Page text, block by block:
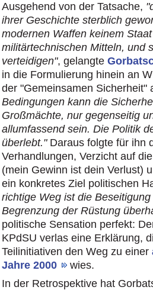
Ausgehend von der Tatsache,
ihrer Geschichte sterblich
modernen Waffen keinem
militärtechnischen Mitteln, und
verteidigen", gelangte
in die Formulierung hinein an
der "Gemeinsamen Sicherheit"
Bedingungen kann die
Großmächte, nur gegenseitig
allumfassend sein. Die Politik
überlebt."Daraus folgte für ihn
Verhandlungen, Verzicht auf
(mein Gewinn ist dein Verlust)
ein konkretes Ziel politischen
richtige Weg ist die
Begrenzung der Rüstung
politische Sensation perfekt:
KPdSU verlas eine Erklärung,
Teilinitiativen den Weg zu einer
Jahre 2000
wies.
In der Retrospektive hat